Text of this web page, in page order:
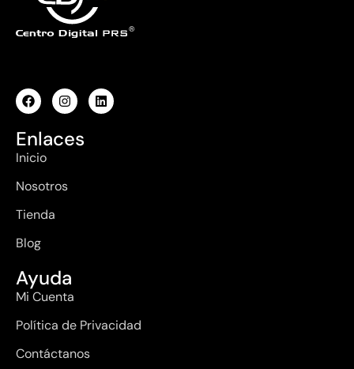
Enlaces
Inicio
Nosotros
Tienda
Blog
Ayuda
Mi Cuenta
Política de Privacidad
Contáctanos